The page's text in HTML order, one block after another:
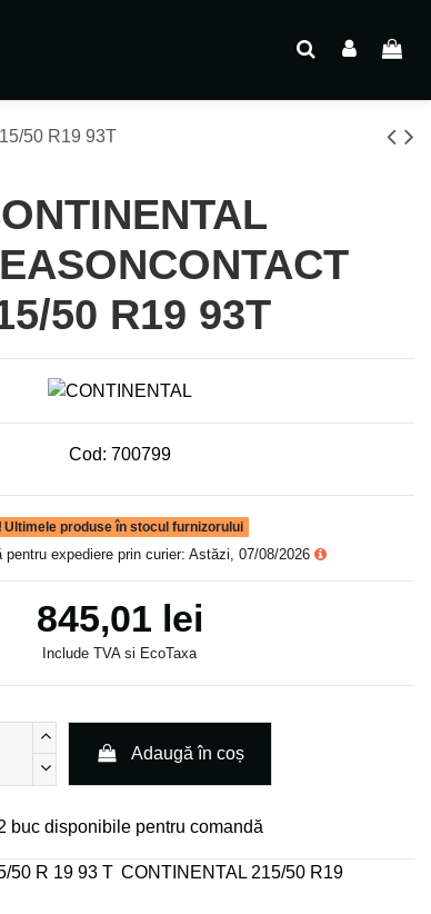
50 R19 93T
50 R19 93T
Cod: 700799
Ultimele produse în stocul furnizorului
pentru expediere prin curier: Astăzi, 07/08/2026
845,01 lei
Include TVA si EcoTaxa
Adaugă în coș
buc disponibile pentru comandă
50 R 19 93 T CONTINENTAL 215/50 R19